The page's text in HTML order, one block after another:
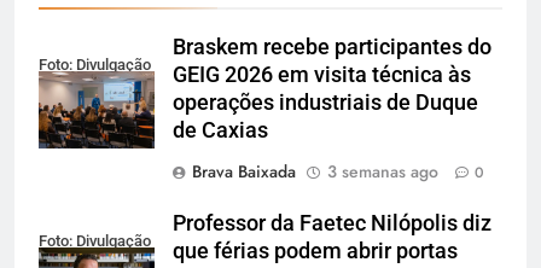
Foto: Divulgação
Braskem recebe participantes do
GEIG 2026 em visita técnica às
operações industriais de Duque
de Caxias
Brava Baixada
3 semanas ago 0
Foto: Divulgação
Professor da Faetec Nilópolis diz
que férias podem abrir portas